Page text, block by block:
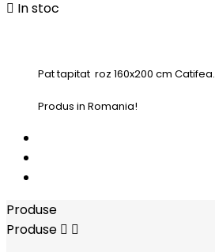
 In stoc
Pat tapitat roz 160x200 cm Catifea.
Produs in Romania!
Produse
Produse  